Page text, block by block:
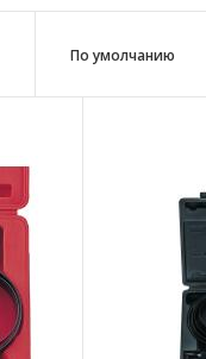
для
колецУпрощают